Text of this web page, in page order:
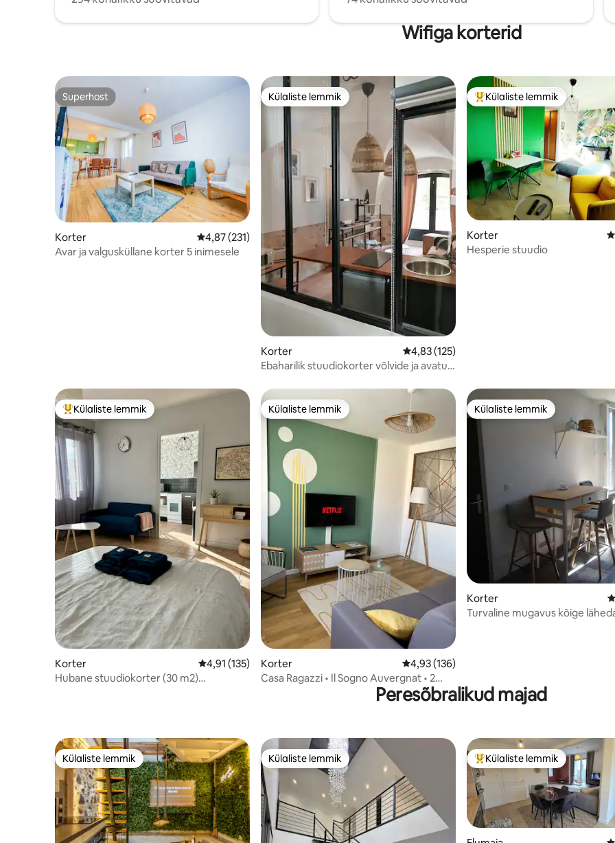
Wifiga korterid
Superhost
Superhost
Korter Keskmine hinnang 4,87/5, 231 hinnangut
4,87 (231)
Avar ja valgusküllane korter 5 inimesele
Külaliste lemmik
Külaliste lemmik
Korter Keskmine hinnang 4,83/5, 125 hinnangut
4,83 (125)
Ebaharilik stuudiokorter võlvide ja avatud
Külaliste suur lemmik
Külaliste lemmik
Korter
Hesperie stuudio
Külaliste suur lemmik
Külaliste lemmik
Korter Keskmine hinnang 4,91/5, 135 hinnangut
4,91 (135)
Hubane stuudiokorter (30 m2)
Külaliste lemmik
Külaliste lemmik
Korter Keskmine hinnang 4,93/5, 136 hinnangut
4,93 (136)
Casa Ragazzi • Il Sogno Auvergnat • 2
Külaliste lemmik
Külaliste lemmik
Korter
Turvaline mugavus kõige
Peresõbralikud majad
Külaliste lemmik
Külaliste lemmik Külaliste lemmik
Külaliste lemmik Külaliste suur lemmik
Külaliste lemmik